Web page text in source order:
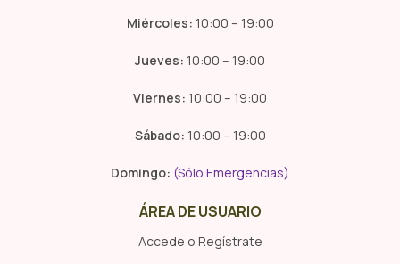
Miércoles: 10:00 – 19:00
Jueves: 10:00 – 19:00
Viernes: 10:00 – 19:00
Sábado: 10:00 – 19:00
Domingo: (Sólo Emergencias)
ÁREA DE USUARIO
Accede o Regístrate